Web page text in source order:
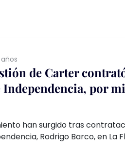
la agredía física y sexual. Entre
de Carter
Independencia, por
han surgido tras
Rodrigo Barco, en La